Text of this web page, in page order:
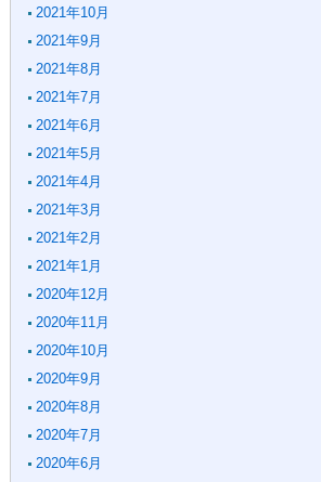
2021年10月
2021年9月
2021年8月
2021年7月
2021年6月
2021年5月
2021年4月
2021年3月
2021年2月
2021年1月
2020年12月
2020年11月
2020年10月
2020年9月
2020年8月
2020年7月
2020年6月